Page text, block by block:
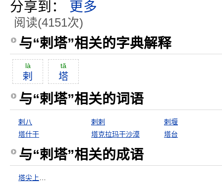
分享到： 更多
阅读(4151次)
与“剌塔”相关的字典解释
là
剌
tă
塔
与“剌塔”相关的词语
剌八 剌剌
剌堰
塔什干
塔克拉玛干沙漠 塔台
与“剌塔”相关的成语